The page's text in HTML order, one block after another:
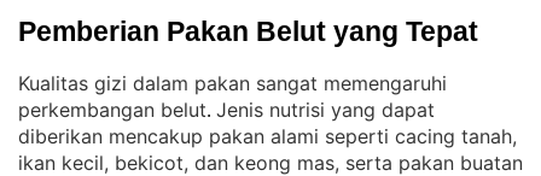
Pemberian Pakan Belut yang Tepat
Kualitas gizi dalam pakan sangat memengaruhi
perkembangan belut. Jenis nutrisi yang dapat
diberikan mencakup pakan alami seperti cacing tanah,
ikan kecil, bekicot, dan keong mas, serta pakan buatan